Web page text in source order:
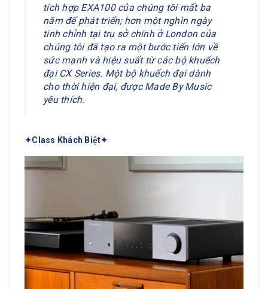
tích hợp EXA100 của chúng tôi mất ba
năm để phát triển; hơn một nghìn ngày
tinh chỉnh tại trụ sở chính ở London của
chúng tôi đã tạo ra một bước tiến lớn về
sức mạnh và hiệu suất từ ​​các bộ khuếch
đại CX Series. Một bộ khuếch đại dành
cho thời hiện đại, được Made By Music
yêu thích.
✦Class Khách Biệt✦